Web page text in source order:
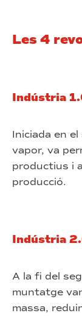
Les 4
Indústria
Iniciada en
vapor, va
productius i
producció.
Indústria
A la fi del
muntatge
massa,